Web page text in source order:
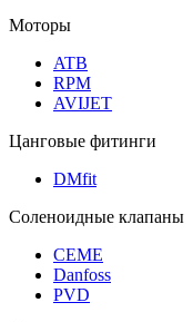
Моторы
ATB
RPM
AVIJET
Цанговые фитинги
DMfit
Соленоидные клапаны
CEME
Danfoss
PVD